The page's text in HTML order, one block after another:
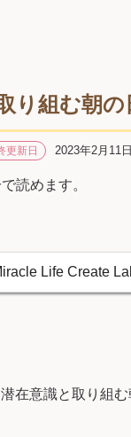
り組む朝の
更新日 2023年2月11日
読めます。
Life Create
在意識と取り組